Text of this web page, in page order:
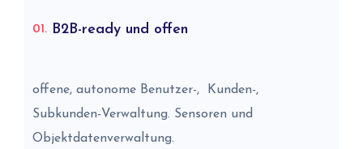
01. B2B-ready und offen
offene, autonome Benutzer-, Kunden-,
Subkunden-Verwaltung. Sensoren und
Objektdatenverwaltung.